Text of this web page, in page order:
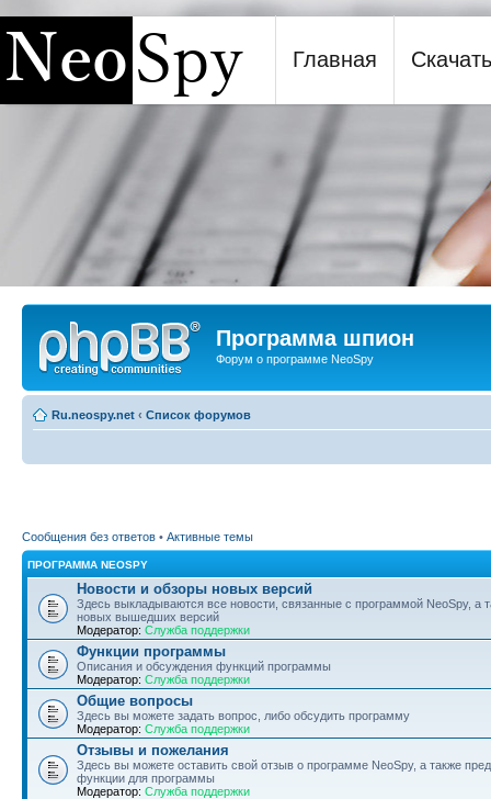
Программа шпион NeoSpy
Главная Скачать
Программа шпион
Форум о программе NeoSpy
Ru.neospy.net ‹ Список форумов
Сообщения без ответов • Активные темы
ПРОГРАММА NEOSPY
Новости и обзоры новых версий
Здесь выкладываются все новости, связанные с программой NeoSpy, а
новых вышедших версий
Модератор: Служба поддержки
Функции программы
Описания и обсуждения функций программы
Модератор: Служба поддержки
Общие вопросы
Здесь вы можете задать вопрос, либо обсудить программу
Модератор: Служба поддержки
Отзывы и пожелания
Здесь вы можете оставить свой отзыв о программе NeoSpy, а также
функции для программы
Модератор: Служба поддержки